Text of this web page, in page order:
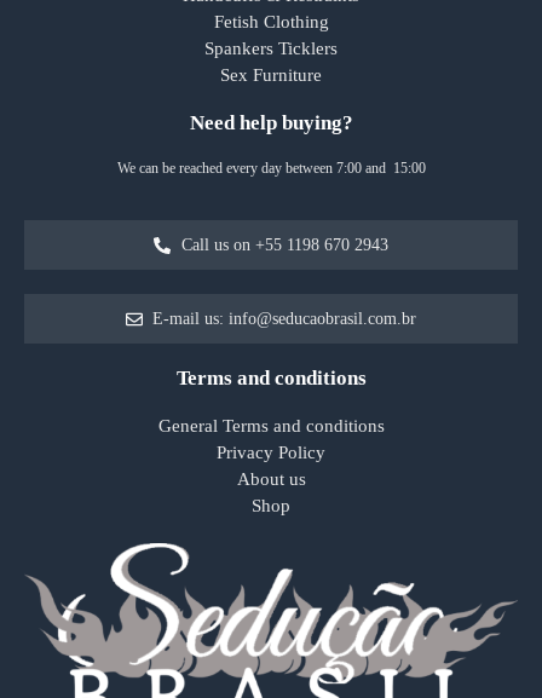
Fetish Clothing
Spankers Ticklers
Sex Furniture
Need help buying?
We can be reached every day between 7:00 and 15:00
Call us on +55 1198 670 2943
E-mail us: info@seducaobrasil.com.br
Terms and conditions
General Terms and conditions
Privacy Policy
About us
Shop